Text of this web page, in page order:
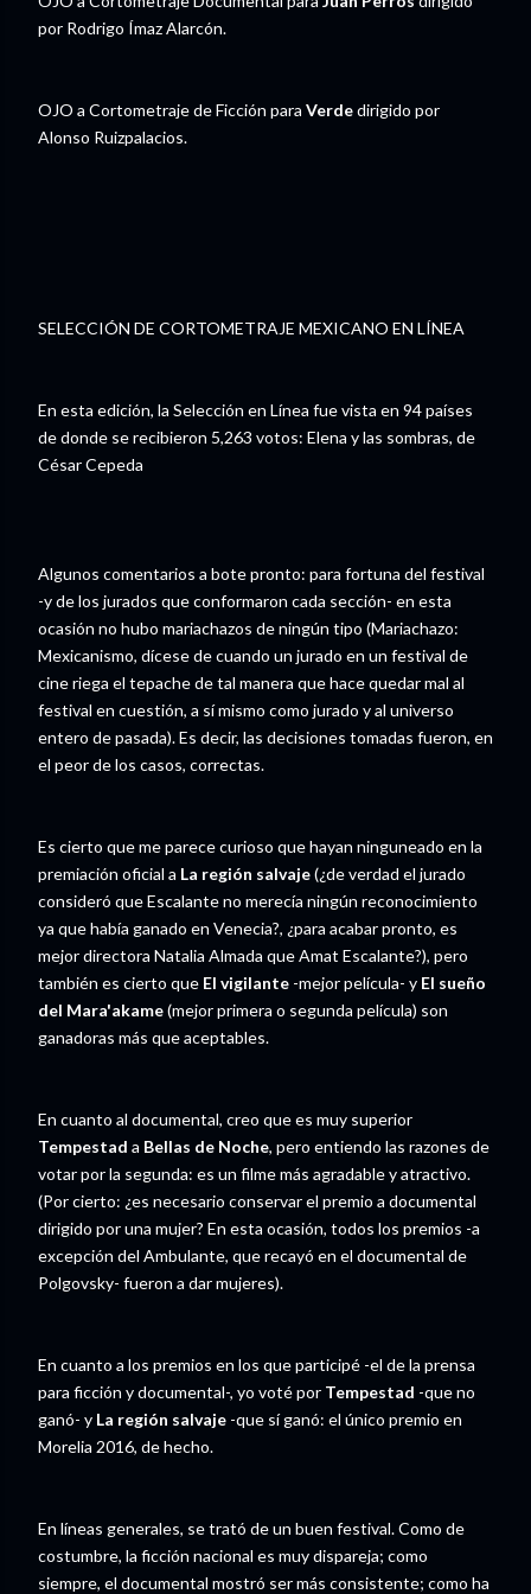
por Rodrigo Ímaz Alarcón.
OJO a Cortometraje de Ficción para Verdedirigido por
Alonso Ruizpalacios.
SELECCIÓN DE CORTOMETRAJE MEXICANO EN LÍNEA
En esta edición, la Selección en Línea fue vista en 94 países
de donde se recibieron 5,263 votos: Elena y las sombras, de
César Cepeda
Algunos comentarios a bote pronto: para fortuna del festival
-y de los jurados que conformaron cada sección- en esta
ocasión no hubo mariachazos de ningún tipo (Mariachazo:
Mexicanismo, dícese de cuando un jurado en un festival de
cine riega el tepache de tal manera que hace quedar mal al
festival en cuestión, a sí mismo como jurado y al universo
entero de pasada). Es decir, las decisiones tomadas fueron, en
el peor de los casos, correctas.
Es cierto que me parece curioso que hayan ninguneado en la
premiación oficial a La región salvaje(¿de verdad el jurado
consideró que Escalante no merecía ningún reconocimiento
ya que había ganado en Venecia?, ¿para acabar pronto, es
mejor directora Natalia Almada que Amat Escalante?), pero
también es cierto que El vigilante -mejor película- y El sueño
del Mara'akame(mejor primera o segunda película) son
ganadoras más que aceptables.
En cuanto al documental, creo que es muy superior
Tempestad a Bellas de Noche, pero entiendo las razones de
votar por la segunda: es un filme más agradable y atractivo.
(Por cierto: ¿es necesario conservar el premio a documental
dirigido por una mujer? En esta ocasión, todos los premios -a
excepción del Ambulante, que recayó en el documental de
Polgovsky- fueron a dar mujeres).
En cuanto a los premios en los que participé -el de la prensa
para ficción y documental-, yo voté por Tempestad -que no
ganó- y La región salvaje -que sí ganó: el único premio en
Morelia 2016, de hecho.
En líneas generales, se trató de un buen festival. Como de
costumbre, la ficción nacional es muy dispareja; como
siempre, el documental mostró ser más consistente; como ha